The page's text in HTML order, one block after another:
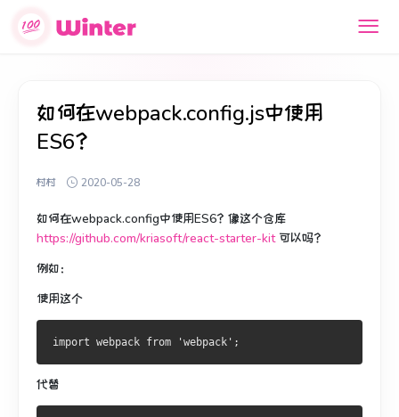
如何在webpack.config.js中使用
ES6？
村村 2020-05-28
如何在webpack.config中使用ES6？ 像这个仓库
https://github.com/kriasoft/react-starter-kit可以吗？
例如：
使用这个
import webpack from 'webpack' ;
代替